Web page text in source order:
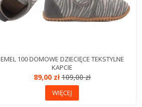
EMEL 100 DOMOWE DZIECIĘCE TEKSTYLNE
KAPCIE
89,00 zł109,00 zł
WIĘCEJ